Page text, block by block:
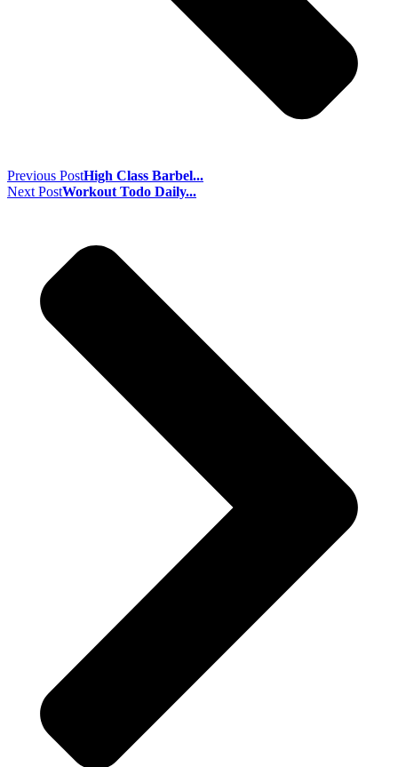
Previous PostHigh Class Barbel...
Next PostWorkout Todo Daily...